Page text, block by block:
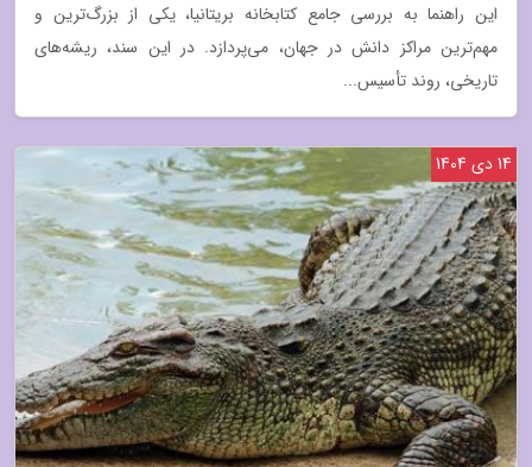
این راهنما به بررسی جامع کتابخانه بریتانیا، یکی از بزرگ‌ترین و
مهم‌ترین مراکز دانش در جهان، می‌پردازد. در این سند، ریشه‌های
تاریخی، روند تأسیس...
14 دی 1404